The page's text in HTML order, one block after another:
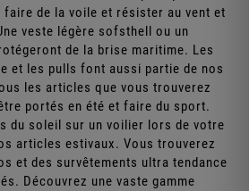
faire de la voile et résister au vent et
veste légère sofsthell ou un
de la brise maritime. Les
et les pulls font aussi partie de nos
les articles que vous trouverez
portés en été et faire du sport.
du soleil sur un voilier lors de votre
articles estivaux. Vous trouverez
et des survêtements ultra tendance
Découvrez une vaste gamme